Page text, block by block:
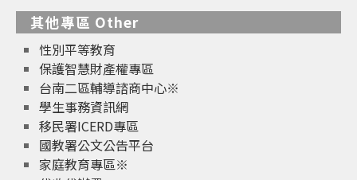
其他專區 Other
性別平等教育
保護智慧財產權專區
台南二區輔導諮商中心※
學生事務資訊網
移民署ICERD專區
國教署公文公告平台
家庭教育專區※